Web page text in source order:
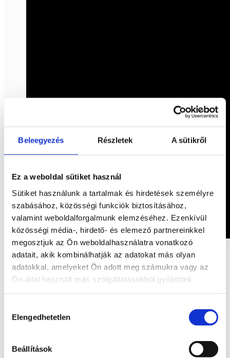
Beleegyezés Részletek A sütikről
Ez a weboldal sütiket használ
Sütiket használunk a tartalmak és hirdetések személyre
szabásához, közösségi funkciók biztosításához,
valamint weboldalforgalmunk elemzéséhez. Ezenkívül
közösségi média-, hirdető- és elemező partnereinkkel
megosztjuk az Ön weboldalhasználatra vonatkozó
adatait, akik kombinálhatják az adatokat más olyan
adatokkal, amelyeket Ön adott meg számukra vagy az
Ön által használt más szolgáltatásokból gyűjtöttek.
kiválasztása
Elengedhetetlen
Beállítások
Kapcsolódó termékek
Érdekelhetnek még…
Akció!